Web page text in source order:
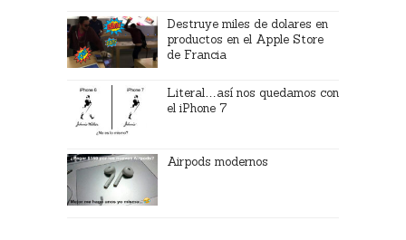
Destruye miles de dolares en
productos en el Apple Store
de Francia
Literal…así nos quedamos con
el iPhone 7
Airpods modernos